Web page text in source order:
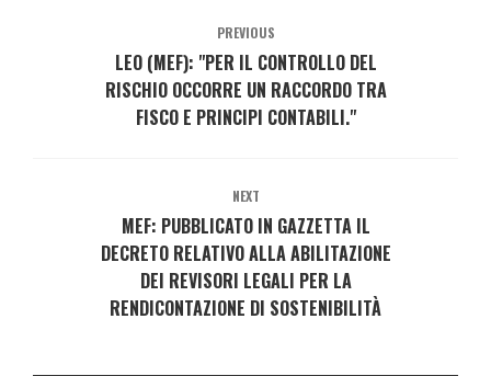
PREVIOUS
LEO (MEF): "PER IL CONTROLLO DEL
RISCHIO OCCORRE UN RACCORDO TRA
FISCO E PRINCIPI CONTABILI."
NEXT
MEF: PUBBLICATO IN GAZZETTA IL
DECRETO RELATIVO ALLA ABILITAZIONE
DEI REVISORI LEGALI PER LA
RENDICONTAZIONE DI SOSTENIBILITÀ